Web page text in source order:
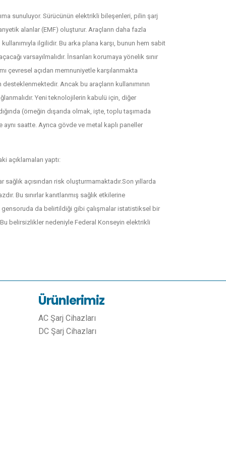
sunuluyor. Sürücünün elektrikli bileşenleri, pilin şarj
alanlar (EMF) oluşturur. Araçların daha fazla
ilgilidir. Bu arka plana karşı, bunun hem sabit
varsayılmalıdır. İnsanları korumaya yönelik sınır
çevresel açıdan memnuniyetle karşılanmakta
Ancak bu araçların kullanımının
Yeni teknolojilerin kabulü için, diğer
(örneğin dışarıda olmak, işte, toplu taşımada
saatte. Ayrıca gövde ve metal kaplı paneller
açıklamaları yaptı:
açısından risk oluşturmamaktadır.Son yıllarda
Bu sınırlar kanıtlanmış sağlık etkilerine
gensoruda da belirtildiği gibi çalışmalar istatistiksel bir
belirsizlikler nedeniyle Federal Konseyin elektrikli
Ürünlerimiz
AC Şarj Cihazları
DC Şarj Cihazları